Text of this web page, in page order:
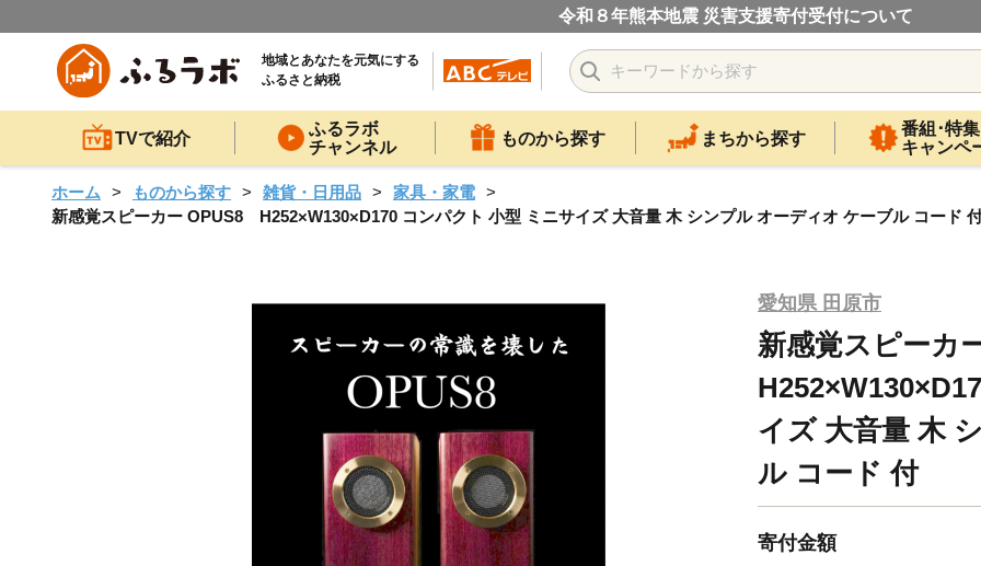
令和８年熊本地震 災害支援寄付受付について
地域とあなたを元気にする
ふるさと納税
TVで紹介
ふるラボ
チャンネル
ものから探す まちから探す
番組･特集
キャンペ
ホーム ものから探す 雑貨・日用品
家具・家電
新感覚スピーカー OPUS8 H252×W130×D170 コンパクト 小型 ミニサイズ 大音量 木 シンプル オーディオ ケーブル コード
愛知県 田原市
新感覚スピーカ
イズ 大音量 木
ル コード 付
寄付金額